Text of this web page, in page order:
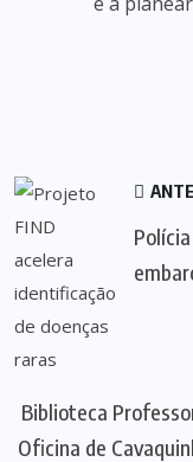
Biblioteca
Oficina de